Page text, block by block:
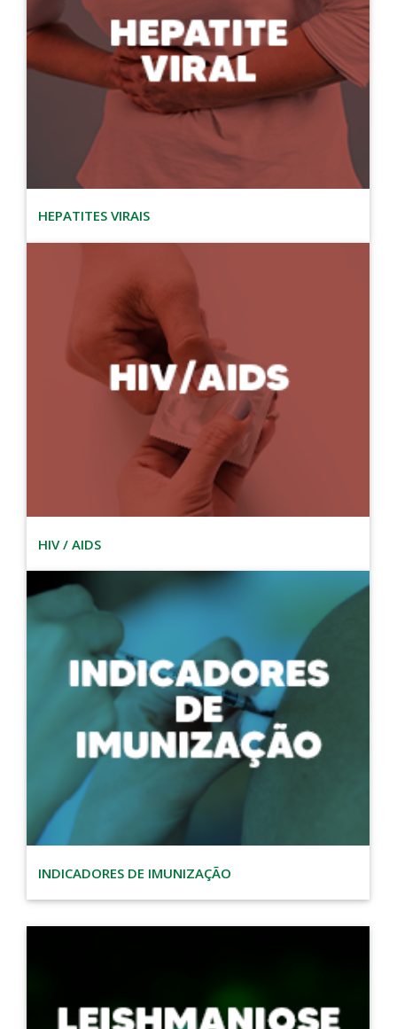
HEPATITES VIRAIS
HIV / AIDS
INDICADORES DE IMUNIZAÇÃO